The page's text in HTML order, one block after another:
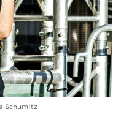
Schumitz